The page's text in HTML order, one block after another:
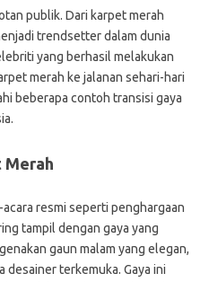
publik. Dari karpet merah
trendsetter dalam dunia
yang berhasil melakukan
merah ke jalanan sehari-hari
beberapa contoh transisi gaya
Merah
resmi seperti penghargaan
tampil dengan gaya yang
gaun malam yang elegan,
desainer terkemuka. Gaya ini